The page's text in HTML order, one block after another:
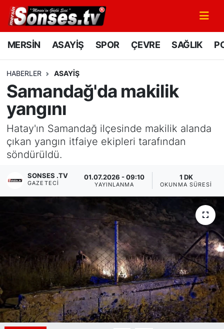
MERSİN ASAYİŞ SPOR ÇEVRE SAĞLIK
HABERLER ASAYİŞ
Samandağ'da makilik
yangını
Hatay'ın Samandağ ilçesinde makilik alanda
çıkan yangın itfaiye ekipleri tarafından
söndürüldü.
SONSES .TV
GAZETECI
01.07.2026 - 09:10
YAYINLANMA
1 DK
OKUNMA SÜRESI
MERSİN
SPOR
GÜNÜN MANŞETİ
DÜNYA
SAĞLIK
YEREL HABER
Haberde insan
Tanıtım
Mersin Nöbetçi Eczaneler
Mersin Namaz Vakitleri
Mersin Trafik Yoğunluk Haritası
Süper Lig Puan Durumu ve Fikstür
Haber Arşivi